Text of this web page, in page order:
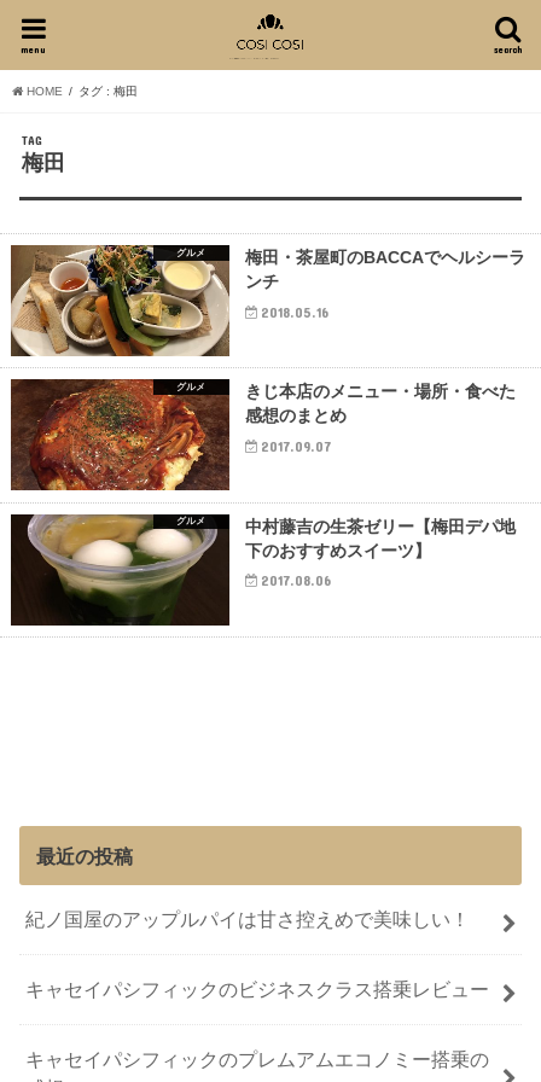
search
menu
HOME タグ : 梅田
TAG
梅田
グルメ
梅田・茶屋町のBACCAでヘルシーラ
ンチ
2018.05.16
グルメ
きじ本店のメニュー・場所・食べた
感想のまとめ
2017.09.07
グルメ
中村藤吉の生茶ゼリー【梅田デパ地
下のおすすめスイーツ】
2017.08.06
最近の投稿
紀ノ国屋のアップルパイは甘さ控えめで美味しい！
キャセイパシフィックのビジネスクラス搭乗レビュー
キャセイパシフィックのプレムアムエコノミー搭乗の